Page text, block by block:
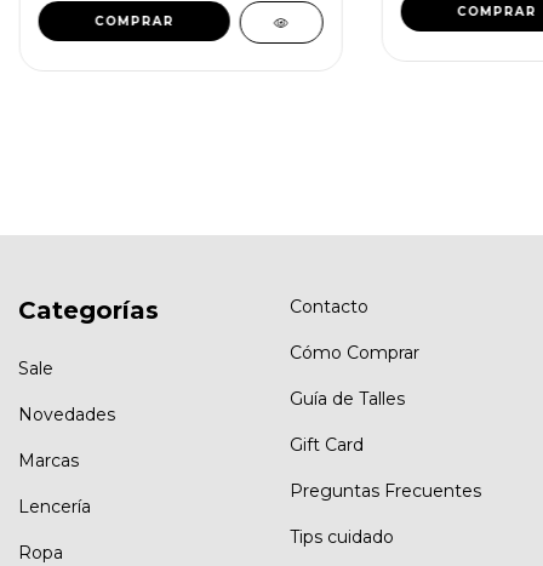
COMPRAR
Categorías
Sale
Novedades
Marcas
Lencería
Ropa
Contacto
Cómo Comprar
Guía de Talles
Gift Card
Preguntas Frecuentes
Tips cuidado